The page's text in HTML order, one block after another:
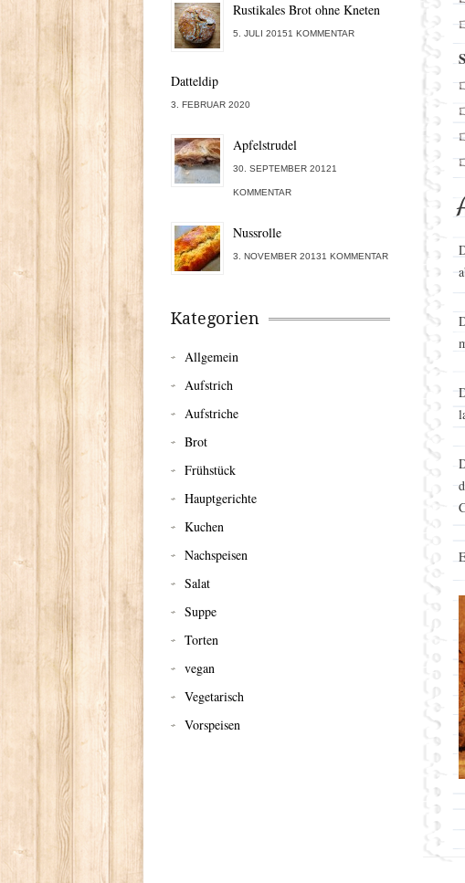
Rustikales Brot ohne Kneten
5. JULI 20151 KOMMENTAR
Datteldip
3. FEBRUAR 2020
Apfelstrudel
30. SEPTEMBER 20121
KOMMENTAR
Nussrolle
3. NOVEMBER 20131 KOMMENTAR
Kategorien
Allgemein
Aufstrich
Aufstriche
Brot
Frühstück
Hauptgerichte
Kuchen
Nachspeisen
Salat
Suppe
Torten
vegan
Vegetarisch
Vorspeisen